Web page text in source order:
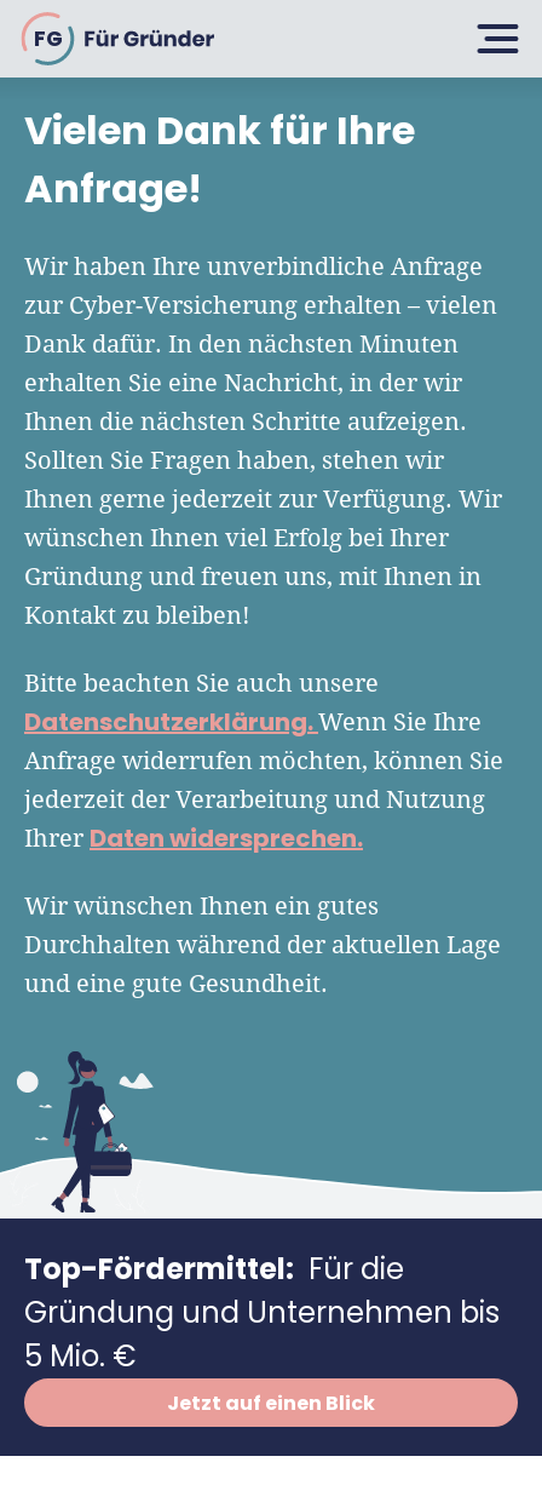
FG
Planen
Selbstständig machen
Über 500 Geschäftsideen
Bin ich ein Gründer?
Geschäftsmodell entwickeln
Businessplan schreiben
Businessplan-Vorlage & Muster
Finanzplan erstellen
Top 15 Franchise
Gründen
Firma gründen: 10 Tipps
Rechtsform wählen
UG gründen
GmbH gründen
Geschäftskonto-Vergleich
Unternehmen anmelden
Schutzrechte anmelden
Kleingewerbe anmelden
Unsere Gründungspakete
Wachsen
6 Tipps zum Start
Fördermittelcheck machen
Kunden gewinnen
Rechnung schreiben
Buchhaltung erledigen
Online-Kredit anfragen
Kassensystem
Finanzieren
Fördermittel
Kredit für Existenzgründer
Business Angels
Zuschüsse
Kontokorrenkredit
Flexible Kreditlinie
Firmenkonto
Businessplan-Software
Business Model Canvas
Gründertest
Finanzplan Tool
Preiskalkulation
Lohnsoftware
Weitere Tools & Vorlagen
Vergleiche
Angebote
Unsere Gründungspakete
Finanzierungsangebote
Marke, AGB & Datenschutz
Richtig versichern
Steuerberatung
Software
Vielen Dank für Ihre
Anfrage!
Wir haben Ihre unverbindliche Anfrage
zur Cyber-Versicherung erhalten – vielen
Dank dafür. In den nächsten Minuten
erhalten Sie eine Nachricht, in der wir
Ihnen die nächsten Schritte aufzeigen.
Sollten Sie Fragen haben, stehen wir
Ihnen gerne jederzeit zur Verfügung. Wir
wünschen Ihnen viel Erfolg bei Ihrer
Gründung und freuen uns, mit Ihnen in
Kontakt zu bleiben!
Bitte beachten Sie auch unsere
Datenschutzerklärung.Wenn Sie Ihre
Anfrage widerrufen möchten, können Sie
jederzeit der Verarbeitung und Nutzung
Ihrer Daten widersprechen.
Wir wünschen Ihnen ein gutes
Durchhalten während der aktuellen Lage
und eine gute Gesundheit.
Top-Fördermittel: Für die
Gründung und Unternehmen bis
5 Mio. €
Jetzt auf einen Blick